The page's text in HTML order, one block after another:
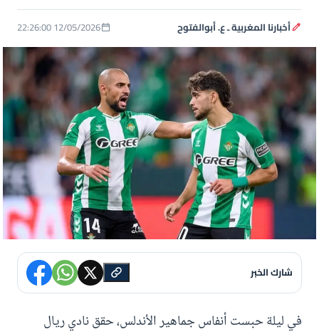
أخبارنا المغربية ـ ع. أبوالفتوح 12/05/2026 22:26:00
شارك الخبر
في ليلة حبست أنفاس جماهير الأندلس، حقق نادي ريال